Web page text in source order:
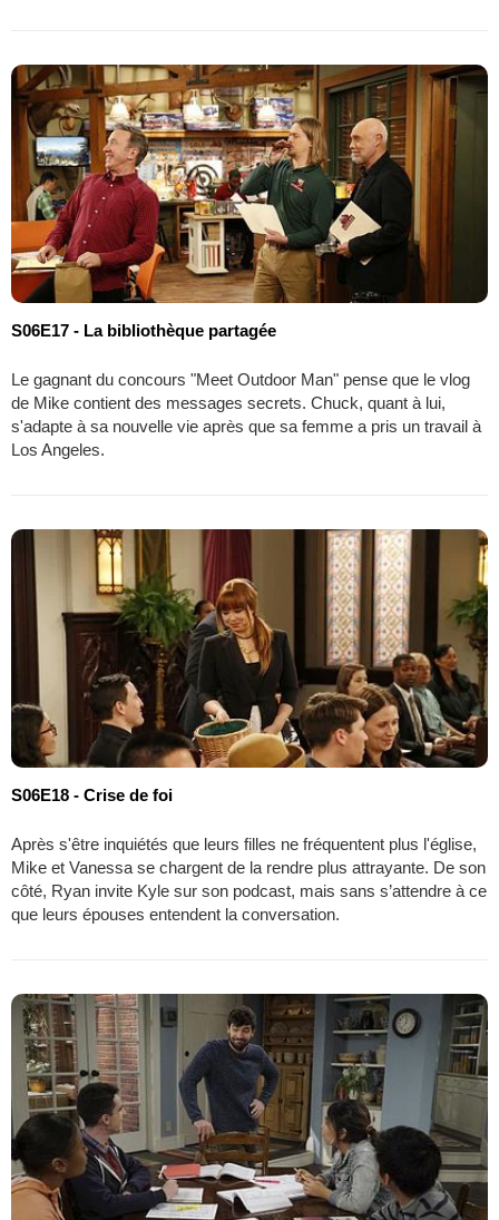
S06E17 - La bibliothèque partagée
Le gagnant du concours "Meet Outdoor Man" pense que le vlog
de Mike contient des messages secrets. Chuck, quant à lui,
s'adapte à sa nouvelle vie après que sa femme a pris un travail à
Los Angeles.
S06E18 - Crise de foi
Après s'être inquiétés que leurs filles ne fréquentent plus l'église,
Mike et Vanessa se chargent de la rendre plus attrayante. De son
côté, Ryan invite Kyle sur son podcast, mais sans s’attendre à ce
que leurs épouses entendent la conversation.